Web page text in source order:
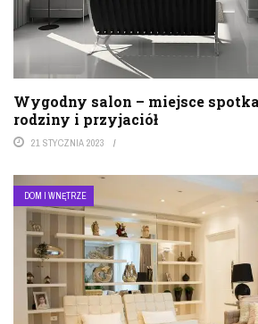
Wygodny salon – miejsce
rodziny i przyjaciół
21 STYCZNIA 2023
DOM I WNĘTRZE